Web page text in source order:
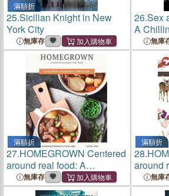
滿額折
25.Sicilian Knight in New
York City
無庫存
26.Sex
A
America
無庫
滿額折
27.HOMEGROWN Centered
around real food: A
Children's Nutrition
Curriculum
無庫存
滿額折
28.
around
Food
無庫